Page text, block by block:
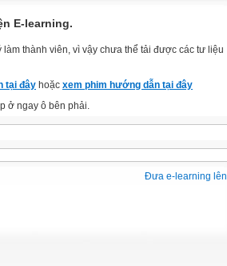
E-learning.
thành viên, vì vậy chưa thể tải được các tư liệu
tại đây hoặc xem phim hướng dẫn tại đây
ở ngay ô bên phải.
Đưa e-learning lên